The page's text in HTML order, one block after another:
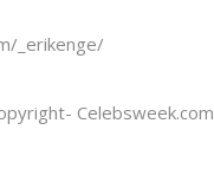
_erikenge/
Celebsweek.com